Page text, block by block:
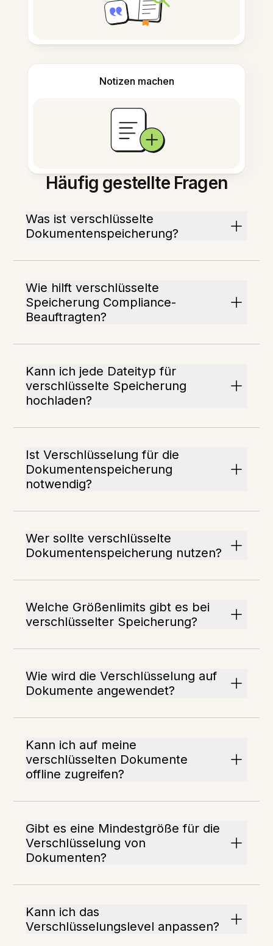
Notizen machen
Häufig gestellte Fragen
Was ist verschlüsselte
Dokumentenspeicherung?
Wie hilft verschlüsselte
Speicherung Compliance-
Beauftragten?
Kann ich jede Dateityp für
verschlüsselte Speicherung
hochladen?
Ist Verschlüsselung für die
Dokumentenspeicherung
notwendig?
Wer sollte verschlüsselte
Dokumentenspeicherung nutzen?
Welche Größenlimits gibt es bei
verschlüsselter Speicherung?
Wie wird die Verschlüsselung auf
Dokumente angewendet?
Kann ich auf meine
verschlüsselten Dokumente
offline zugreifen?
Gibt es eine Mindestgröße für die
Verschlüsselung von
Dokumenten?
Kann ich das
Verschlüsselungslevel anpassen?